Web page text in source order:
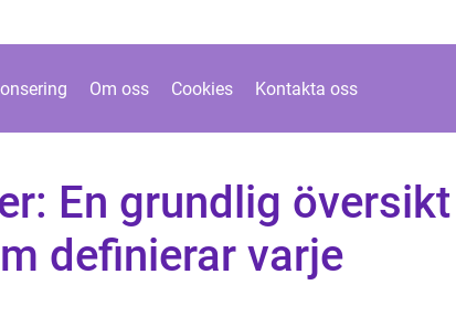
Om oss Cookies Kontakta oss
En grundlig översikt
definierar varje